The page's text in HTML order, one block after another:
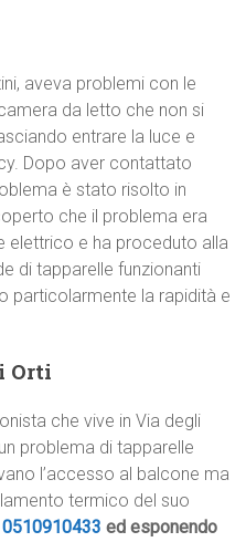
aveva problemi con le
da letto che non si
entrare la luce e
Dopo aver contattato
è stato risolto in
che il problema era
elettrico e ha proceduto alla
di tapparelle funzionanti
particolarmente la rapidità e
Orti
che vive in Via degli
problema di tapparelle
l’accesso al balcone ma
termico del suo
0510910433 ed esponendo